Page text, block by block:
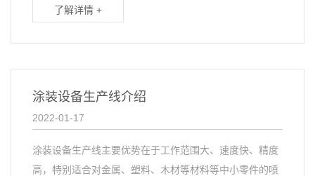
了解详情 +
涂装设备生产线介绍
2022-01-17
涂装设备生产线主要优势在于工作范围大、速度快、精度
高，特别适合对金属、塑料、木材等材料等中小零件的喷